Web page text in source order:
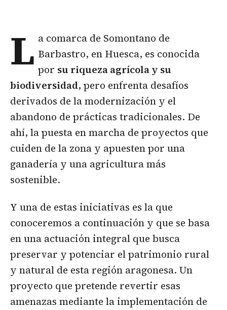
L a comarca de Somontano de
Barbastro, en Huesca, es conocida
por su riqueza agrícola y su
biodiversidad, pero enfrenta desafíos
derivados de la modernización y el
abandono de prácticas tradicionales. De
ahí, la puesta en marcha de proyectos que
cuiden de la zona y apuesten por una
ganadería y una agricultura más
sostenible.
Y una de estas iniciativas es la que
conoceremos a continuación y que se basa
en una actuación integral que busca
preservar y potenciar el patrimonio rural
y natural de esta región aragonesa. Un
proyecto que pretende revertir esas
amenazas mediante la implementación de